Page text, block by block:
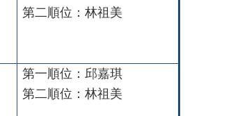
第二順位：林祖美
第一順位：邱嘉琪
第二順位：林祖美